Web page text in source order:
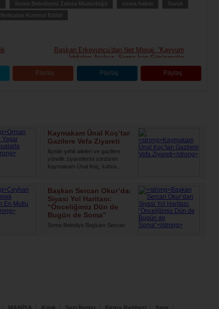
Soma Belediyesi Zabıta Müdürlüğü soma haber
Tavuk
Kontrol Edildi
Başkan Erkoyuncu’dan Net Mesaj: “Kayyum
İddiaları Asılsız, Soma İçin Görüşmeler
Sürüyor”
Paylaş Paylaş Paylaş
Kaymakam Ünal Koç’tan
Gazilere Vefa Ziyareti
İlçede şehit aileleri ve gazilere
yönelik ziyaretlerini sürdüren
Kaymakam Ünal Koç, kahra...
Başkan Sercan Okur’dan
Siyasi Yol Haritası:
“Önceliğimiz Dün de
Bugün de Soma”
Soma Belediye Başkanı Sercan